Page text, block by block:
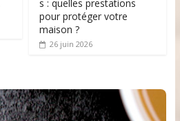
s : quelles prestations
pour protéger votre
maison ?
26 juin 2026